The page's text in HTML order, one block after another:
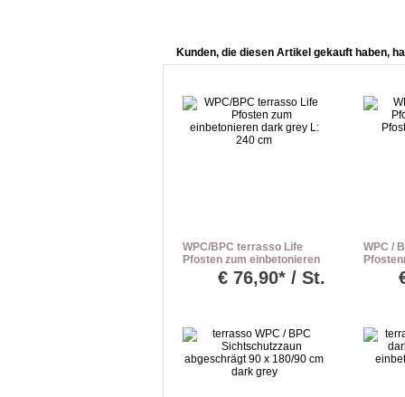
Kunden, die diesen Artikel gekauft haben,
WPC/BPC terrasso Life
Pfosten zum einbetonieren
dark grey L: 240 cm
€ 76,90* / St.
WPC /